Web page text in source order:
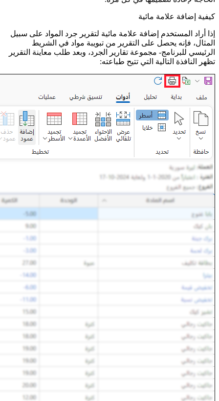
كيفية إضافة علامة مائية
إذا أراد المستخدم إضافة علامة مائية لتقرير جرد المواد على سبيل
المثال، فإنه يحصل على التقرير من تبويبة مواد في الشريط
الرئيسي للبرنامج- مجموعة تقارير الجرد، وبعد طلب معاينة التقرير
تظهر النافذة التالية التي تتيح طباعته: